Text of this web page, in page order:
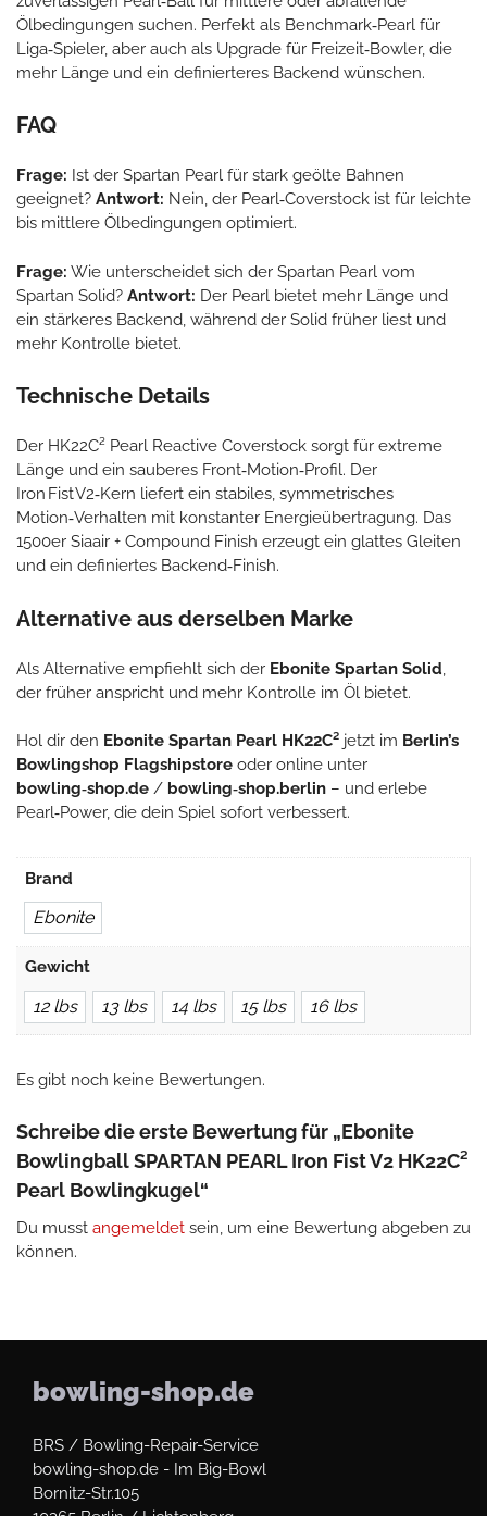
Ölbedingungen suchen. Perfekt als Benchmark‑Pearl für
Liga‑Spieler, aber auch als Upgrade für Freizeit‑Bowler, die
mehr Länge und ein definierteres Backend wünschen.
FAQ
Frage: Ist der Spartan Pearl für stark geölte Bahnen
geeignet? Antwort: Nein, der Pearl‑Coverstock ist für leichte
bis mittlere Ölbedingungen optimiert.
Frage: Wie unterscheidet sich der Spartan Pearl vom
Spartan Solid? Antwort: Der Pearl bietet mehr Länge und
ein stärkeres Backend, während der Solid früher liest und
mehr Kontrolle bietet.
Technische Details
Der HK22C² Pearl Reactive Coverstock sorgt für extreme
Länge und ein sauberes Front‑Motion‑Profil. Der
Iron Fist V2‑Kern liefert ein stabiles, symmetrisches
Motion‑Verhalten mit konstanter Energieübertragung. Das
1500er Siaair + Compound Finish erzeugt ein glattes Gleiten
und ein definiertes Backend‑Finish.
Alternative aus derselben Marke
Als Alternative empfiehlt sich der Ebonite Spartan Solid,
der früher anspricht und mehr Kontrolle im Öl bietet.
Hol dir den Ebonite Spartan Pearl HK22C² jetzt im Berlin’s
Bowlingshop Flagshipstore oder online unter
bowling‑shop.de / bowling‑shop.berlin – und erlebe
Pearl‑Power, die dein Spiel sofort verbessert.
Brand
Ebonite
Gewicht
12 lbs 13 lbs 14 lbs 15 lbs 16 lbs
Es gibt noch keine Bewertungen.
Schreibe die erste Bewertung für „Ebonite
Bowlingball SPARTAN PEARL Iron Fist V2 HK22C²
Pearl Bowlingkugel“
Du musst angemeldet sein, um eine Bewertung abgeben zu
können.
bowling-shop.de
BRS / Bowling-Repair-Service
bowling-shop.de - Im Big-Bowl
Bornitz-Str.105